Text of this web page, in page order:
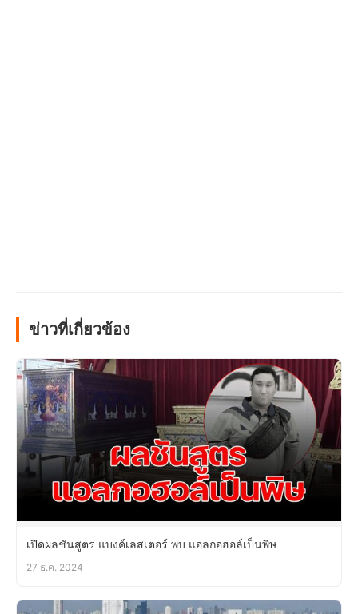
ข่าวที่เกี่ยวข้อง
เปิดผลชันสูตร แบงค์เลสเตอร์ พบ แอลกอฮอล์เป็นพิษ
27 ธ.ค. 2024